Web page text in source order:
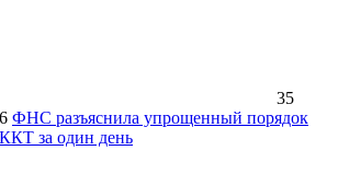
35
ФНС разъяснила упрощенный порядок
за один день